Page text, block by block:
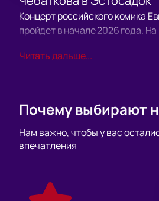
Концерт российского комика
пройдет в начале 2026 года.
интерактивной схеме и
Дата и место проведения
Концерт состоится 8 января
Продолжительность шоу
насладиться выступлением и
На сцене выступит Евгений
Читать дальше...
Почему выбирают
Нам важно, чтобы у вас
впечатления